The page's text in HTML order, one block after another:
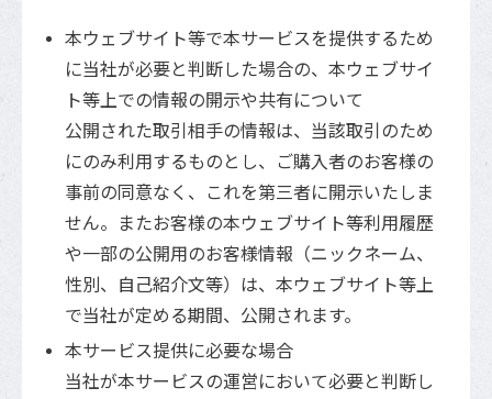
本ウェブサイト等で本サービスを提供するため
に当社が必要と判断した場合の、本ウェブサイ
ト等上での情報の開示や共有について
公開された取引相手の情報は、当該取引のため
にのみ利用するものとし、ご購入者のお客様の
事前の同意なく、これを第三者に開示いたしま
せん。またお客様の本ウェブサイト等利用履歴
や一部の公開用のお客様情報（ニックネーム、
性別、自己紹介文等）は、本ウェブサイト等上
で当社が定める期間、公開されます。
本サービス提供に必要な場合
当社が本サービスの運営において必要と判断し